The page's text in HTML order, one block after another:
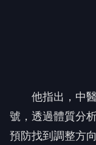
他指出，中醫
號，透過體質分
預防找到調整方